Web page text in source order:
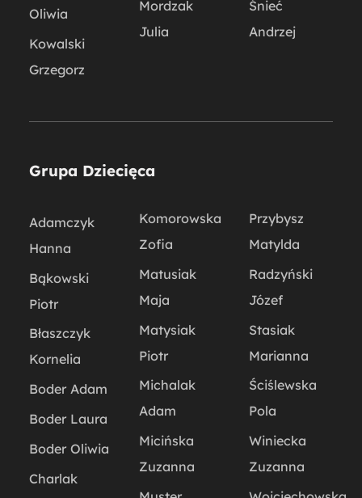
Oliwia
Kowalski
Grzegorz
Mordzak
Julia
Śnieć
Andrzej
Grupa Dziecięca
Adamczyk
Hanna
Bąkowski
Piotr
Błaszczyk
Kornelia
Boder Adam
Boder Laura
Boder Oliwia
Charlak
Komorowska
Zofia
Matusiak
Maja
Matysiak
Piotr
Michalak
Adam
Micińska
Zuzanna
Przybysz
Matylda
Radzyński
Józef
Stasiak
Marianna
Ściślewska
Pola
Winiecka
Zuzanna